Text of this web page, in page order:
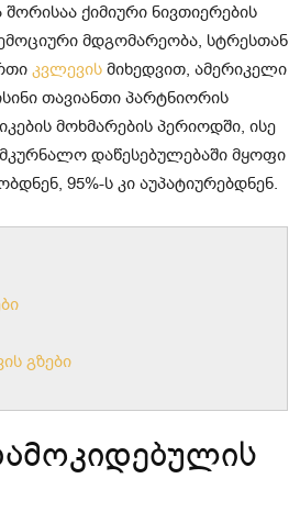
ქიმიური ნივთიერების
ემოციური მდგომარეობა, სტრესთან
კვლევის მიხედვით, ამერიკელი
თავიანთი პარტნიორის
მოხმარების პერიოდში, ისე
დაწესებულებაში მყოფი
95%-ს კი აუპატიურებდნენ.
გზები